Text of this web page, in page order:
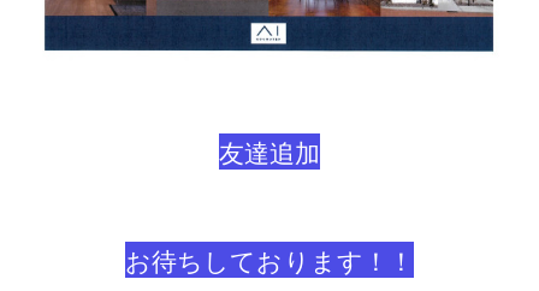
友達追加
お待ちしております！！